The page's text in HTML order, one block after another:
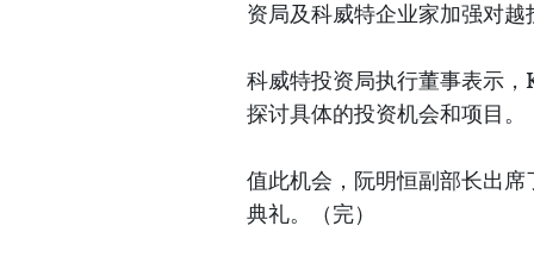
资局及科威特企业家加强对越
科威特投资局执行董事表示
探讨具体的投资机会和项目。
值此机会，阮明恒副部长出
典礼。（完）